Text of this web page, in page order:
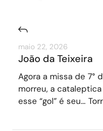
maio 22, 2026
João da Teixeira
Agora a missa de 7°
morreu, a
esse “gol” é seu…